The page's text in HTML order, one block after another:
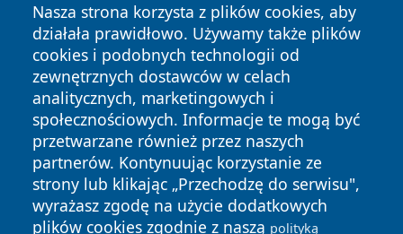
Nasza strona korzysta z plików cookies, aby
działała prawidłowo. Używamy także plików
cookies i podobnych technologii od
zewnętrznych dostawców w celach
analitycznych, marketingowych i
społecznościowych. Informacje te mogą być
przetwarzane również przez naszych
partnerów. Kontynuując korzystanie ze
strony lub klikając „Przechodzę do serwisu",
wyrażasz zgodę na użycie dodatkowych
plików cookies zgodnie z naszą polityką
Copyright © 2026 dabrowski24.pl Wszystkie prawa
zastrzeżone.
News Autorzy
Polityka
Prywatności
Polityka
Cookies